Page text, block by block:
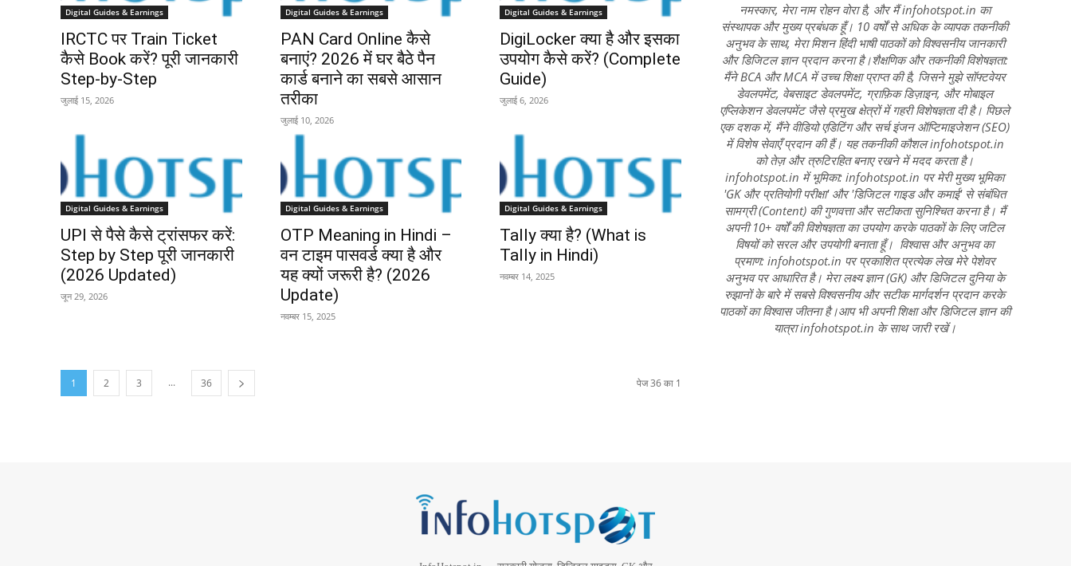
Digital Guides & Earnings
IRCTC पर Train Ticket
कैसे Book करें? पूरी जानकारी
Step-by-Step
जुलाई 15, 2026
Digital Guides & Earnings
PAN Card Online कैसे
बनाएं? 2026 में घर बैठे पैन
कार्ड बनाने का सबसे आसान
तरीका
जुलाई 10, 2026
Digital Guides & Earnings
DigiLocker क्या है और इसका
उपयोग कैसे करें? (Complete
Guide)
जुलाई 6, 2026
Digital Guides & Earnings
UPI से पैसे कैसे ट्रांसफर करें:
Step by Step पूरी जानकारी
(2026 Updated)
जून 29, 2026
Digital Guides & Earnings
OTP Meaning in Hindi –
वन टाइम पासवर्ड क्या है और
यह क्यों जरूरी है? (2026
Update)
नवम्बर 15, 2025
Digital Guides & Earnings
Tally क्या है? (What is
Tally in Hindi)
नवम्बर 14, 2025
1 2 3 ... 36 पेज 36 का 1
नमस्कार, मेरा नाम रोहन वोरा है, और मैं infohotspot.in का
संस्थापक और मुख्य प्रबंधक हूँ। 10 वर्षों से अधिक के व्यापक तकनीकी
अनुभव के साथ, मेरा मिशन हिंदी भाषी पाठकों को विश्वसनीय जानकारी
और डिजिटल ज्ञान प्रदान करना है।शैक्षणिक और तकनीकी विशेषज्ञता:
मैंने BCA और MCA में उच्च शिक्षा प्राप्त की है, जिसने मुझे सॉफ्टवेयर
डेवलपमेंट, वेबसाइट डेवलपमेंट, ग्राफ़िक डिज़ाइन, और मोबाइल
एप्लिकेशन डेवलपमेंट जैसे प्रमुख क्षेत्रों में गहरी विशेषज्ञता दी है। पिछले
एक दशक में, मैंने वीडियो एडिटिंग और सर्च इंजन ऑप्टिमाइजेशन (SEO)
में विशेष सेवाएँ प्रदान की हैं। यह तकनीकी कौशल infohotspot.in
को तेज़ और त्रुटिरहित बनाए रखने में मदद करता है।
infohotspot.in में भूमिका: infohotspot.in पर मेरी मुख्य भूमिका
'GK और प्रतियोगी परीक्षा' और 'डिजिटल गाइड और कमाई' से संबंधित
सामग्री (Content) की गुणवत्ता और सटीकता सुनिश्चित करना है। मैं
अपनी 10+ वर्षों की विशेषज्ञता का उपयोग करके पाठकों के लिए जटिल
विषयों को सरल और उपयोगी बनाता हूँ। विश्वास और अनुभव का
प्रमाण: infohotspot.in पर प्रकाशित प्रत्येक लेख मेरे पेशेवर
अनुभव पर आधारित है। मेरा लक्ष्य ज्ञान (GK) और डिजिटल दुनिया के
रुझानों के बारे में सबसे विश्वसनीय और सटीक मार्गदर्शन प्रदान करके
पाठकों का विश्वास जीतना है।आप भी अपनी शिक्षा और डिजिटल ज्ञान की
यात्रा infohotspot.in के साथ जारी रखें।